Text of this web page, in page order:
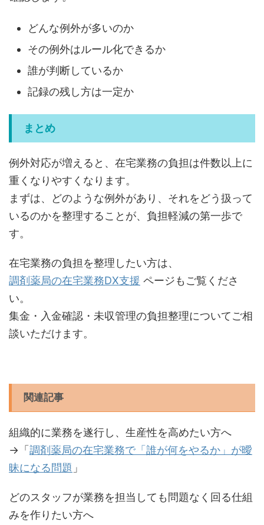
どんな例外が多いのか
その例外はルール化できるか
誰が判断しているか
記録の残し方は一定か
まとめ
例外対応が増えると、在宅業務の負担は件数以上に
重くなりやすくなります。
まずは、どのような例外があり、それをどう扱って
いるのかを整理することが、負担軽減の第一歩で
す。
在宅業務の負担を整理したい方は、
調剤薬局の在宅業務DX支援 ページもご覧くださ
い。
集金・入金確認・未収管理の負担整理についてご相
談いただけます。
関連記事
組織的に業務を遂行し、生産性を高めたい方へ
→「調剤薬局の在宅業務で「誰が何をやるか」が曖
昧になる問題 」
どのスタッフが業務を担当しても問題なく回る仕組
みを作りたい方へ